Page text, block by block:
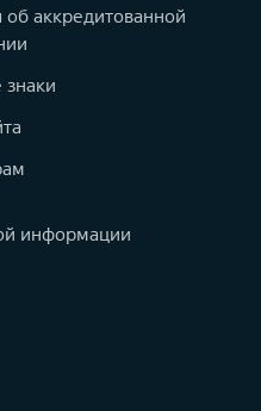
об аккредитованной
знаки
информации